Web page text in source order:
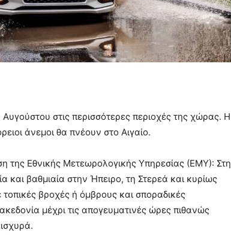
στις περισσότερες περιοχές της χώρας. Η
άνεμοι θα πνέουν στο Αιγαίο.
Εθνικής Μετεωρολογικής Υπηρεσίας (ΕΜΥ): Στη
και βαθμιαία στην Ήπειρο, τη Στερεά και κυρίως
βροχές ή όμβρους και σποραδικές
μέχρι τις απογευματινές ώρες πιθανώς